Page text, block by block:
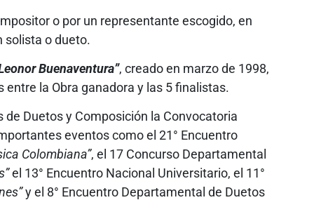
o por un representante escogido, en
solista o dueto.
Buenaventura”, creado en marzo de 1998,
la Obra ganadora y las 5 finalistas.
Duetos y Composición la Convocatoria
eventos como el 21° Encuentro
Colombiana”, el 17 Concurso Departamental
el 13° Encuentro Nacional Universitario, el 11°
y el 8° Encuentro Departamental de Duetos